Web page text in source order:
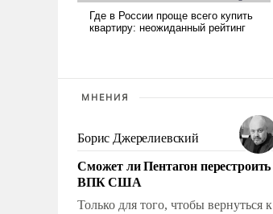
МНЕНИЯ
Борис Джерелиевский
Сможет ли Пентагон перестроить
ВПК США
Только для того, чтобы вернуться к